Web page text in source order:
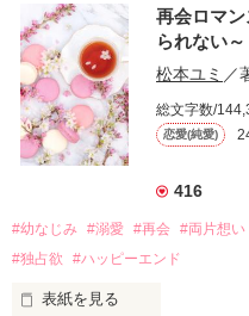
再会ロマ
られない～
松本ユミ ／
総文字数/
恋愛(純愛)
416
#幼なじみ #溺愛 #再会 #両片想い
#独占欲
#ハッピーエンド
表紙を見る